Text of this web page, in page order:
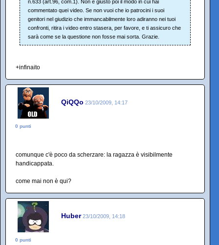
n.633 (art.96, com.1). Non è giusto poi il modo in cui hai
commentato quei video. Se non vuoi che io patrocini i suoi
genitori nel giudizio che immancabilmente loro adiranno nei tuoi
confronti, ritira i video entro stasera, per favore, e ti assicuro che
sarà come se la questione non fosse mai sorta. Grazie.
+infinaito
QiQQo 23/10/2009, 14:17
0 punti
comunque c'è poco da scherzare: la ragazza è visibilmente
handicappata.
come mai non è qui?
Huber 23/10/2009, 14:18
0 punti